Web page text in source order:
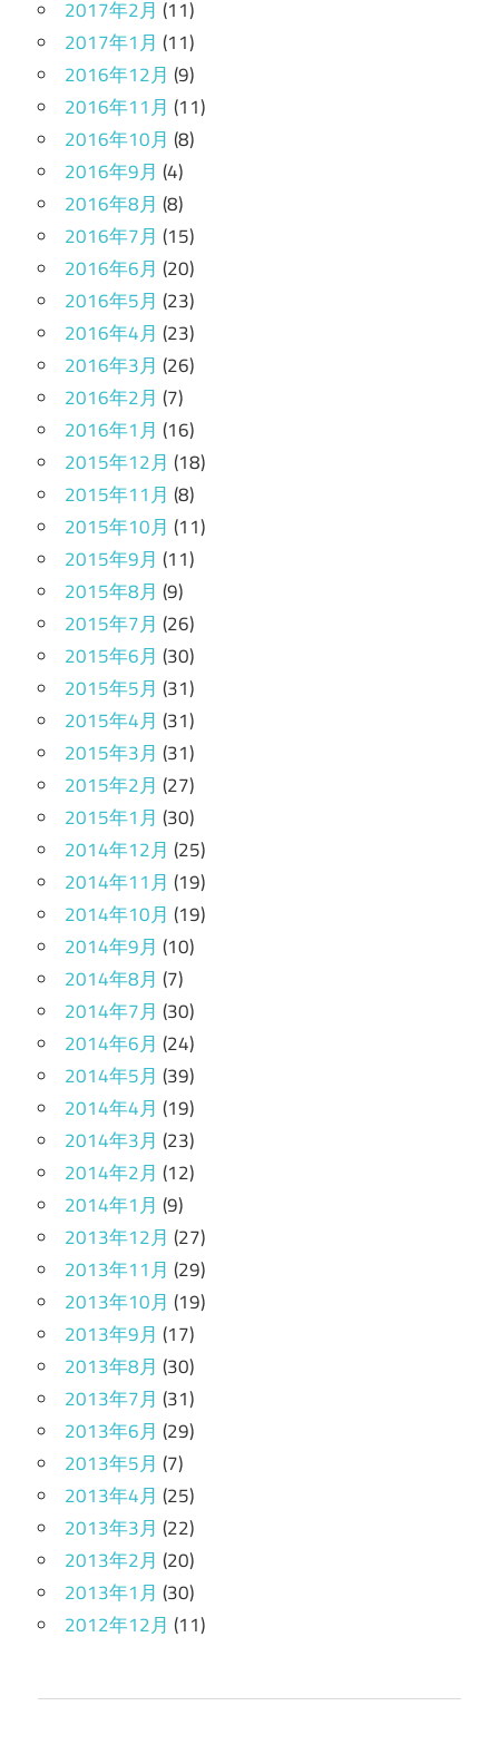
2017年2月 (11)
2017年1月 (11)
2016年12月 (9)
2016年11月 (11)
2016年10月 (8)
2016年9月 (4)
2016年8月 (8)
2016年7月 (15)
2016年6月 (20)
2016年5月 (23)
2016年4月 (23)
2016年3月 (26)
2016年2月 (7)
2016年1月 (16)
2015年12月 (18)
2015年11月 (8)
2015年10月 (11)
2015年9月 (11)
2015年8月 (9)
2015年7月 (26)
2015年6月 (30)
2015年5月 (31)
2015年4月 (31)
2015年3月 (31)
2015年2月 (27)
2015年1月 (30)
2014年12月 (25)
2014年11月 (19)
2014年10月 (19)
2014年9月 (10)
2014年8月 (7)
2014年7月 (30)
2014年6月 (24)
2014年5月 (39)
2014年4月 (19)
2014年3月 (23)
2014年2月 (12)
2014年1月 (9)
2013年12月 (27)
2013年11月 (29)
2013年10月 (19)
2013年9月 (17)
2013年8月 (30)
2013年7月 (31)
2013年6月 (29)
2013年5月 (7)
2013年4月 (25)
2013年3月 (22)
2013年2月 (20)
2013年1月 (30)
2012年12月 (11)